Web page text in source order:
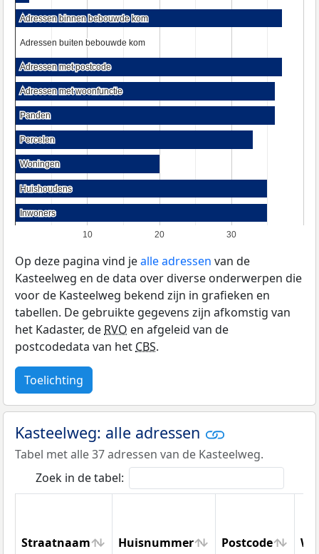
10 20 30
Adressen binnen bebouwde kom
Adressen binnen bebouwde kom
Adressen buiten bebouwde kom
Adressen buiten bebouwde kom
Adressen met postcode
Adressen met postcode
Adressen met woonfunctie
Adressen met woonfunctie
Panden
Panden
Percelen
Percelen
Woningen
Woningen
Huishoudens
Huishoudens
Inwoners
Inwoners
Op deze pagina vind jealle adressen van de
Kasteelweg en de data over diverse onderwerpen die
voor de Kasteelweg bekend zijn in grafieken en
tabellen. De gebruikte gegevens zijn afkomstig van
het Kadaster, de RVO en afgeleid van de
postcodedata van het CBS.
Toelichting
Kasteelweg: alle adressen
Tabel met alle 37 adressen van de Kasteelweg.
Zoek in de tabel:
Straatnaam Huisnummer Postcode